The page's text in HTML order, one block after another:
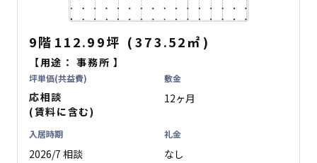
9階 112.99坪 ( 373.52㎡ )
【用途：事務所 】
坪単価(共益費)
応相談
(賃料に含む)
敷金
12ヶ月
入居時期
2026/7 相談
礼金
なし